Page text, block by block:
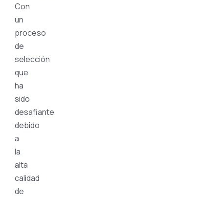
Con
un
proceso
de
selección
que
ha
sido
desafiante
debido
a
la
alta
calidad
de